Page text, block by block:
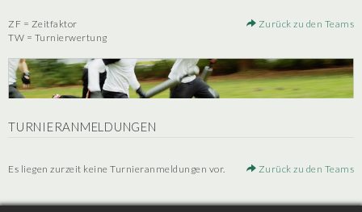
ZF = Zeitfaktor
TW = Turnierwertung
Zurück zu den Teams
TURNIERANMELDUNGEN
Es liegen zurzeit keine Turnieranmeldungen vor. Zurück zu den Teams